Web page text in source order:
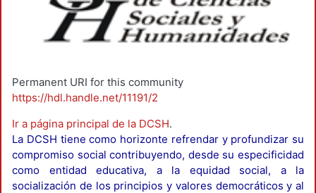
Permanent URI for this community
https://hdl.handle.net/11191/2
Ir a página principal de la DCSH.
La DCSH tiene como horizonte refrendar y profundizar su
compromiso social contribuyendo, desde su especificidad
como entidad educativa, a la equidad social, a la
socialización de los principios y valores democráticos y al